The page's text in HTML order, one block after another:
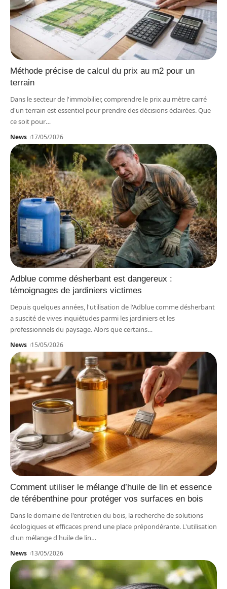
Méthode précise de calcul du prix au m2 pour un
terrain
Dans le secteur de l'immobilier, comprendre le prix au mètre carré
d'un terrain est essentiel pour prendre des décisions éclairées. Que
ce soit pour…
News 17/05/2026
Adblue comme désherbant est dangereux :
témoignages de jardiniers victimes
Depuis quelques années, l'utilisation de l'Adblue comme désherbant
a suscité de vives inquiétudes parmi les jardiniers et les
professionnels du paysage. Alors que certains…
News 15/05/2026
Comment utiliser le mélange d’huile de lin et essence
de térébenthine pour protéger vos surfaces en bois
Dans le domaine de l'entretien du bois, la recherche de solutions
écologiques et efficaces prend une place prépondérante. L'utilisation
d'un mélange d'huile de lin…
News 13/05/2026